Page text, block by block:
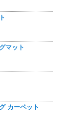
マット
カーペット